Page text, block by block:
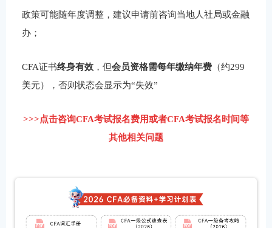
政策可能随年度调整，建议申请前咨询当地人社局或金融
办；
CFA证书终身有效 ，但会员资格需每年缴纳年费 （约299
美元），否则状态会显示为“失效”
>>>点击咨询CFA考试报名费用或者CFA考试报名时间等
其他相关问题